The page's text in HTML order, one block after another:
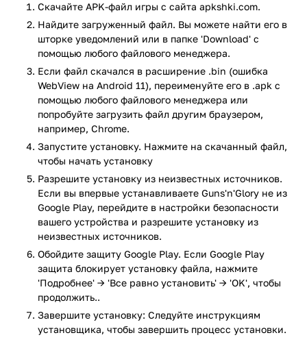
Расставлять стрелков на стратегических позициях.
Управлять их атаками в реальном времени.
Защищать свою базу от набегов врагов.
Зарабатывать деньги за победы.
Улучшать своих бойцов и их вооружение.
Проходить различные локации с уникальными
условиями.
Игра начинается просто, но постепенно усложняется,
требуя все более продуманной тактики. Вам предстоит
учитывать типы врагов, особенности местности и
доступные ресурсы.
Особенности
Несколько типов бойцов с разными
Разнообразные враги с уникальными способностями.
Улучшаемая система вооружения.
Яркая стилистика Дикого Запада.
устройств.
Разные игровые режимы для разнообразия.
Скачайте APK-файл игры с сайта apkshki.com.
Найдите загруженный файл. Вы можете найти его в
шторке уведомлений или в папке 'Download' с
помощью любого файлового менеджера.
Если файл скачался в расширение .bin (ошибка
WebView на Android 11), переименуйте его в .apk с
помощью любого файлового менеджера или
попробуйте загрузить файл другим браузером,
например, Chrome.
Запустите установку. Нажмите на скачанный файл,
чтобы начать установку
Разрешите установку из неизвестных источников.
Если вы впервые устанавливаете Guns'n'Glory не из
Google Play, перейдите в настройки безопасности
вашего устройства и разрешите установку из
неизвестных источников.
Обойдите защиту Google Play. Если Google Play
защита блокирует установку файла, нажмите
'Подробнее' → 'Все равно установить' → 'OK', чтобы
продолжить..
Завершите установку: Следуйте инструкциям
установщика, чтобы завершить процесс установки.